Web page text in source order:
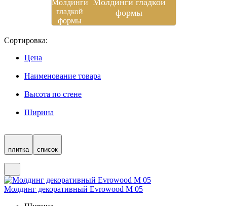
формы
Сортировка:
Цена
Наименование товара
Высота по стене
Ширина
плитка список
Молдинг декоративный Evrowood M 05